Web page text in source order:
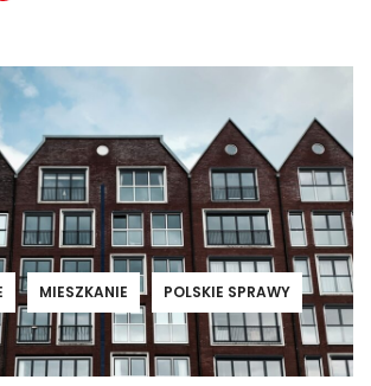
MIESZKANIE POLSKIE SPRAWY